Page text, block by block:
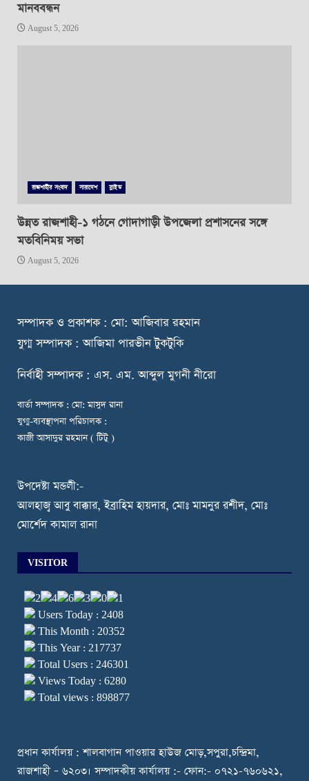
মানববন্ধন
August 5, 2026
রাজশাহীর সংবাদ সারাদেশ স্লাইড
উন্নত রাজশাহী-১ গঠনে গোদাগাড়ী উপজেলা প্রশাসনের সঙ্গে
মতবিনিময় সভা
August 5, 2026
সম্পাদক ও প্রকাশক : মো: আজিবার রহমান
যুগ্ম সম্পাদক : আজিমা পারভীন টুকটুকি
নির্বাহী সম্পাদক : এস. এম. আব্দুল মুগনী নীরো
বার্তা সম্পাদক : মো: মাসুদ রানা
যুগ্ম-ব্যবস্থাপনা পরিচালক :
কাজী আসাদুর রহমান ( টিটু )
উপদেষ্টা মন্ডলী:-
আলহাজ্ব আবু বাক্কার, ইব্রাহিম হায়দার, মোঃ মামনুর রশীদ, মোঃ
মোর্শেদ কামাল রানা
VISITOR
Users Today : 2408
This Month : 20352
This Year : 217737
Total Users : 246301
Views Today : 6280
Total views : 898877
প্রধান কার্যালয় : শালবাগান পাওয়ার হাউজ মোড়,সপুরা,চন্দ্রিমা,
রাজশাহী – ৬২০৩। সম্পাদকীয় কার্যালয় :- ফোন:- ০৭২১-৭৬০৬২১,